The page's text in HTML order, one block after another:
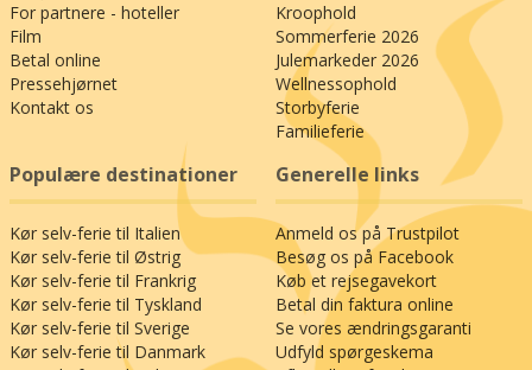
For partnere - hoteller
Film
Betal online
Pressehjørnet
Kontakt os
Kroophold
Sommerferie 2026
Julemarkeder 2026
Wellnessophold
Storbyferie
Familieferie
Populære destinationer
Kør selv-ferie til Italien
Kør selv-ferie til Østrig
Kør selv-ferie til Frankrig
Kør selv-ferie til Tyskland
Kør selv-ferie til Sverige
Kør selv-ferie til Danmark
Generelle links
Anmeld os på Trustpilot
Besøg os på Facebook
Køb et rejsegavekort
Betal din faktura online
Se vores ændringsgaranti
Udfyld spørgeskema